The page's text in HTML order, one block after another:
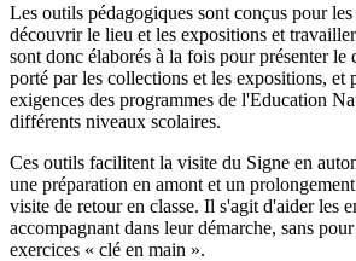
Les outils pédagogiques sont conçus pour
découvrir le lieu et les expositions et
sont donc élaborés à la fois pour présenter le
porté par les collections et les expositions, et
exigences des programmes de l'Education
différents niveaux scolaires.
Ces outils facilitent la visite du Signe en
une préparation en amont et un
visite de retour en classe. Il s'agit d'aider les
accompagnant dans leur démarche, sans
exercices « clé en main ».